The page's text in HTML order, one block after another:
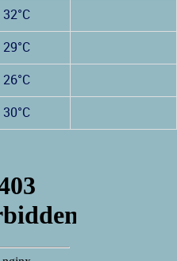
32°C
29°C
26°C
30°C